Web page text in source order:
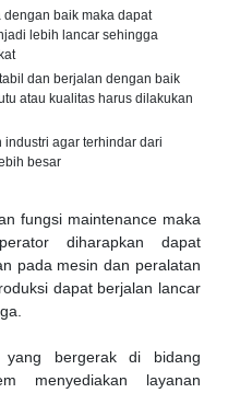
baik maka dapat
lebih lancar sehingga
dan berjalan dengan baik
atau kualitas harus dilakukan
industri agar terhindar dari
besar
fungsi maintenance maka
diharapkan dapat
pada mesin dan peralatan
dapat berjalan lancar
yang bergerak di bidang
menyediakan layanan